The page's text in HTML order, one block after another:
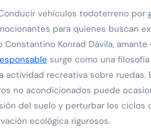
vehículos todoterreno por
para quienes buscan
Constantino Konrad Dávila,
surge como una
actividad recreativa sobre
no acondicionados puede
del suelo y perturbar los
ecológica rigurosos.